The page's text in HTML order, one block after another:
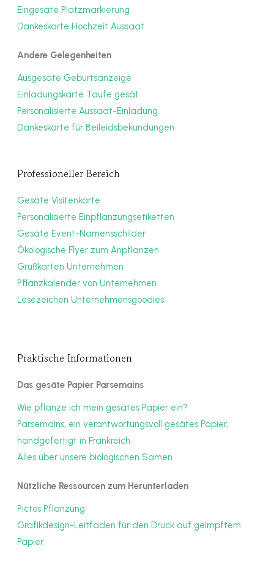
Eingesäte Platzmarkierung
Dankeskarte Hochzeit Aussaat
Andere Gelegenheiten
Ausgesäte Geburtsanzeige
Einladungskarte Taufe gesät
Personalisierte Aussaat-Einladung
Dankeskarte für Beileidsbekundungen
Professioneller Bereich
Gesäte Visitenkarte
Personalisierte Einpflanzungsetiketten
Gesäte Event-Namensschilder
Ökologische Flyer zum Anpflanzen
Grußkarten Unternehmen
Pflanzkalender von Unternehmen
Lesezeichen Unternehmensgoodies
Praktische Informationen
Das gesäte Papier Parsemains
Wie pflanze ich mein gesätes Papier ein?
Parsemains, ein verantwortungsvoll gesätes Papier,
handgefertigt in Frankreich
Alles über unsere biologischen Samen
Nützliche Ressourcen zum Herunterladen
Pictos Pflanzung
Grafikdesign-Leitfaden für den Druck auf geimpftem
Papier